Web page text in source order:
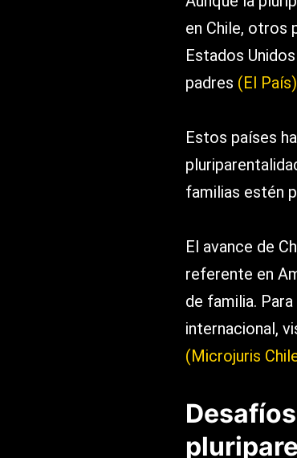
en Chile, otros
Estados
padres​ (El País)
Estos países
familias estén
El avance de
referente en
de familia.
internacional,
(Microjuris